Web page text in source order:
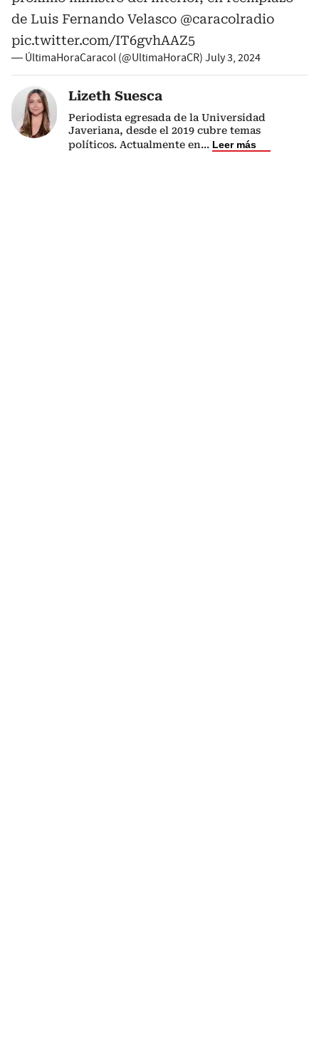
de Luis Fernando Velasco @caracolradio
pic.twitter.com/IT6gvhAAZ5
— ÚltimaHoraCaracol (@UltimaHoraCR) July 3, 2024
Lizeth Suesca
Periodista egresada de la Universidad
Javeriana, desde el 2019 cubre temas
políticos. Actualmente en... Leer más